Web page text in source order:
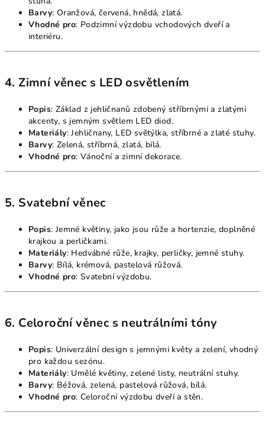
Barvy: Oranžová, červená, hnědá, zlatá.
Vhodné pro: Podzimní výzdobu vchodových dveří a
interiéru.
4. Zimní věnec s LED osvětlením
Popis: Základ z jehličnanů zdobený stříbrnými a zlatými
akcenty, s jemným světlem LED diod.
Materiály: Jehličnany, LED světýlka, stříbrné a zlaté stuhy.
Barvy: Zelená, stříbrná, zlatá, bílá.
Vhodné pro: Vánoční a zimní dekorace.
5. Svatební věnec
Popis: Jemné květiny, jako jsou růže a hortenzie, doplněné
krajkou a perličkami.
Materiály: Hedvábné růže, krajky, perličky, jemné stuhy.
Barvy: Bílá, krémová, pastelová růžová.
Vhodné pro: Svatební výzdobu.
6. Celoroční věnec s neutrálními tóny
Popis: Univerzální design s jemnými květy a zelení, vhodný
pro každou sezónu.
Materiály: Umělé květiny, zelené listy, neutrální stuhy.
Barvy: Béžová, zelená, pastelová růžová, bílá.
Vhodné pro: Celoroční výzdobu dveří a stěn.